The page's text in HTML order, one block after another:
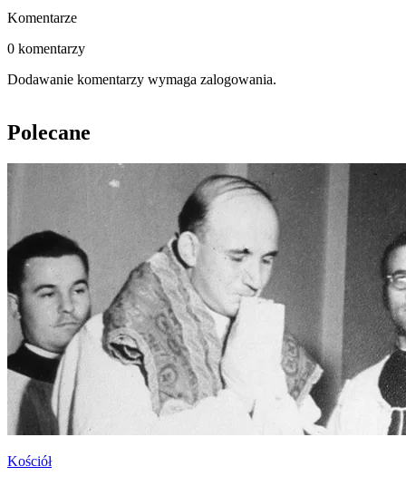
Komentarze
0 komentarzy
Dodawanie komentarzy wymaga zalogowania.
Polecane
Kościół